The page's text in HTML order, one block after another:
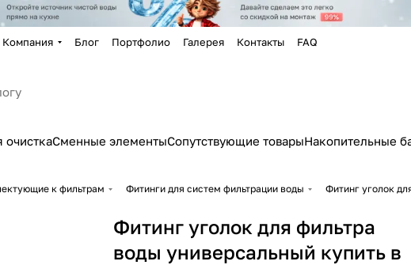
Компания Блог Портфолио Галерея Контакты FAQ
очисткаСменные элементыСопутствующие товарыНакопительные
к фильтрам Фитинги для систем фильтрации воды Фитинг уголок
Фитинг уголок для фильтра
воды универсальный купить в